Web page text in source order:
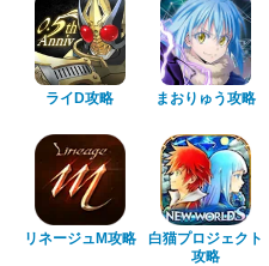
ライD攻略 まおりゅう攻略
リネージュM攻略
白猫プロジェクト
攻略